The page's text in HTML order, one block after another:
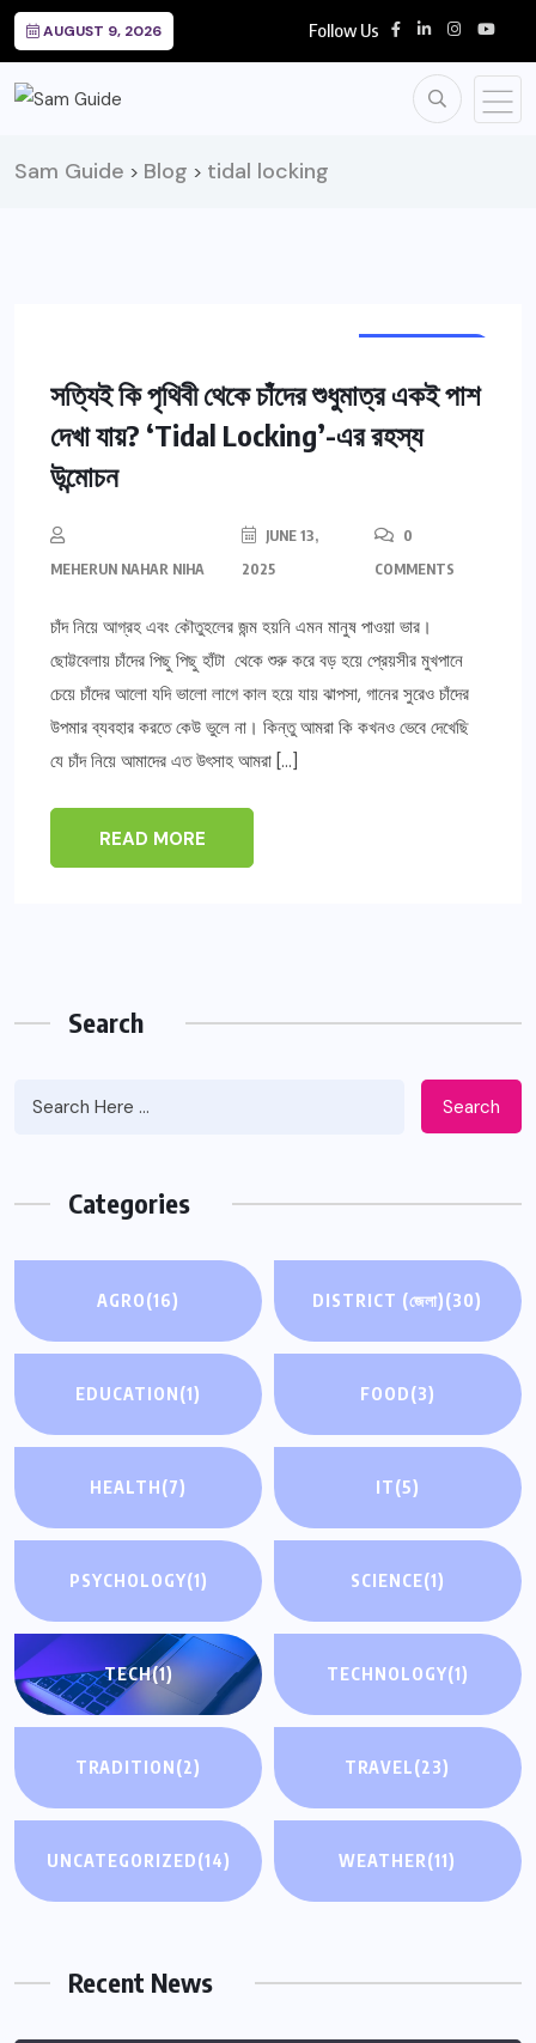
AUGUST 9, 2026 Follow Us
Sam Guide > Blog > tidal locking
সত্যিই কি পৃথিবী থেকে চাঁদের শুধুমাত্র একই পাশ
দেখা যায়? ‘Tidal Locking’-এর রহস্য
উন্মোচন
MEHERUN NAHAR NIHA
JUNE 13,
2025
0
COMMENTS
চাঁদ নিয়ে আগ্রহ এবং কৌতুহলের জন্ম হয়নি এমন মানুষ পাওয়া ভার।
ছোট্টবেলায় চাঁদের পিছু পিছু হাঁটা থেকে শুরু করে বড় হয়ে প্রেয়সীর মুখপানে
চেয়ে চাঁদের আলো যদি ভালো লাগে কাল হয়ে যায় ঝাপসা, গানের সুরেও চাঁদের
উপমার ব্যবহার করতে কেউ ভুলে না। কিন্তু আমরা কি কখনও ভেবে দেখেছি
যে চাঁদ নিয়ে আমাদের এত উৎসাহ আমরা […]
READ MORE
Search
Search
Categories
AGRO(16) DISTRICT (জেলা)(30)
EDUCATION(1) FOOD(3)
HEALTH(7) IT(5)
PSYCHOLOGY(1) SCIENCE(1)
TECH(1) TECHNOLOGY(1)
TRADITION(2) TRAVEL(23)
UNCATEGORIZED(14) WEATHER(11)
Recent News